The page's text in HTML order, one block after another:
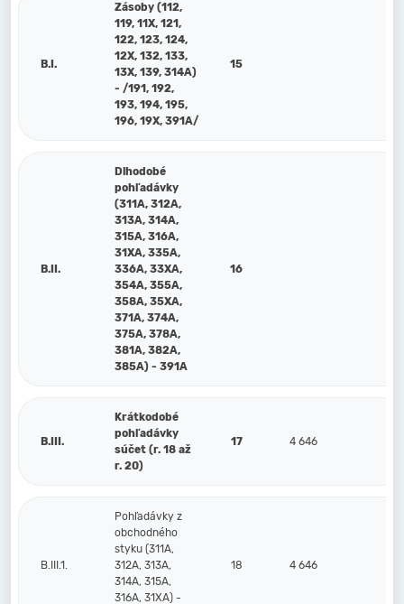
B.I.
Zásoby (112,
119, 11X, 121,
122, 123, 124,
12X, 132, 133,
13X, 139, 314A)
- /191, 192,
193, 194, 195,
196, 19X, 391A/
15
B.II.
Dlhodobé
pohľadávky
(311A, 312A,
313A, 314A,
315A, 316A,
31XA, 335A,
336A, 33XA,
354A, 355A,
358A, 35XA,
371A, 374A,
375A, 378A,
381A, 382A,
385A) - 391A
16
B.III.
Krátkodobé
pohľadávky
súčet (r. 18 až
r. 20)
17 4 646
B.III.1.
Pohľadávky z
obchodného
styku (311A,
312A, 313A,
314A, 315A,
316A, 31XA) -
18 4 646